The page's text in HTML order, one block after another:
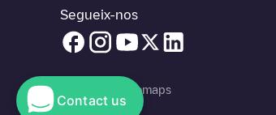
Segueix-nos
© 2026 Electromaps
Contact us